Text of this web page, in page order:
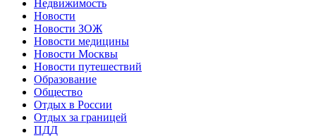
Недвижимость
Новости
Новости ЗОЖ
Новости медицины
Новости Москвы
Новости путешествий
Образование
Общество
Отдых в России
Отдых за границей
ПДД